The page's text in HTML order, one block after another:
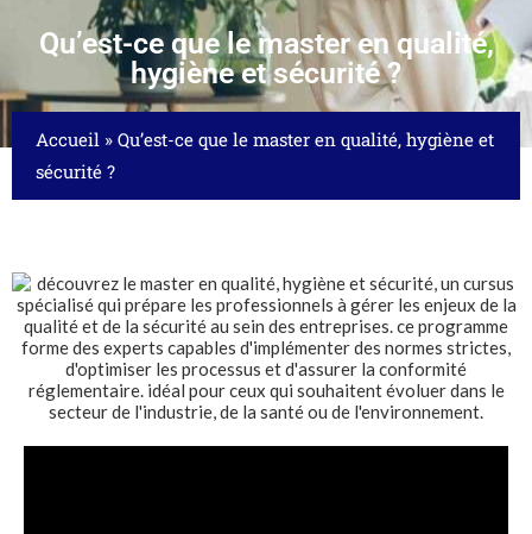
Qu’est-ce que le master en qualité,
hygiène et sécurité ?
Accueil » Qu’est-ce que le master en qualité, hygiène et
sécurité ?